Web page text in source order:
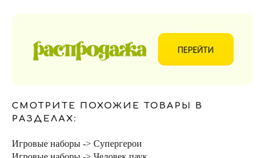
СМОТРИТЕ ПОХОЖИЕ ТОВАРЫ В
РАЗДЕЛАХ:
Игровые наборы -> Супергерои